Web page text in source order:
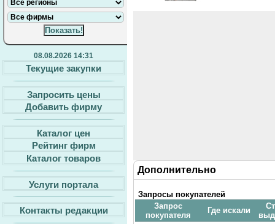
08.08.2026 14:31
Текущие закупки
Запросить цены
Добавить фирму
Каталог цен
Рейтинг фирм
Каталог товаров
Услуги портала
Контакты редакции
Дополнительно
Запросы покупателей
Запрос
покупателя
Где искали